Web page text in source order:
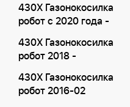
430X Газонокосилка
робот с 2020 года -
430X Газонокосилка
робот 2018 -
430X Газонокосилка
робот 2016-02